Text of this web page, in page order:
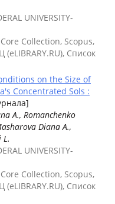
UNIVERSITY-
Collection, Scopus,
Список
on the Size of
Concentrated Sols :
A., Romanchenko
Diana A.,
L.
UNIVERSITY-
Collection, Scopus,
Список